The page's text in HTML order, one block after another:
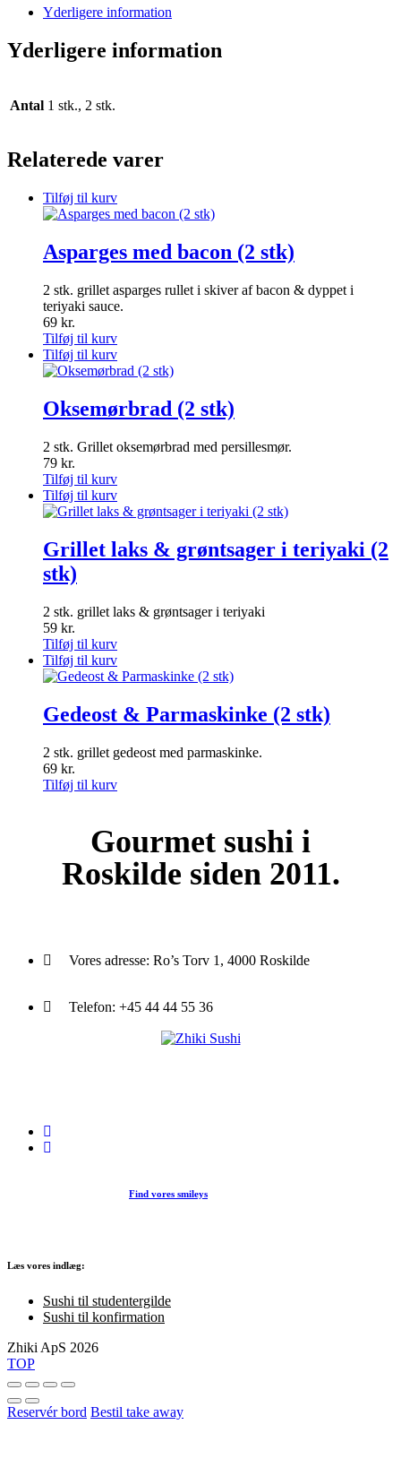
Yderligere information
Yderligere information
Antal 1 stk., 2 stk.
Relaterede varer
Tilføj til kurv
Asparges med bacon (2 stk)
2 stk. grillet asparges rullet i skiver af bacon & dyppet i
teriyaki sauce.
69 kr.
Tilføj til kurv
Tilføj til kurv
Oksemørbrad (2 stk)
2 stk. Grillet oksemørbrad med persillesmør.
79 kr.
Tilføj til kurv
Tilføj til kurv
Grillet laks & grøntsager i teriyaki (2
stk)
2 stk. grillet laks & grøntsager i teriyaki
59 kr.
Tilføj til kurv
Tilføj til kurv
Gedeost & Parmaskinke (2 stk)
2 stk. grillet gedeost med parmaskinke.
69 kr.
Tilføj til kurv
Gourmet sushi i
Roskilde siden 2011.
Vores adresse: Ro’s Torv 1, 4000 Roskilde
Telefon: +45 44 44 55 36
Find vores smileys
Læs vores indlæg:
Sushi til studentergilde
Sushi til konfirmation
Zhiki ApS 2026
TOP
Reservér bord Bestil take away